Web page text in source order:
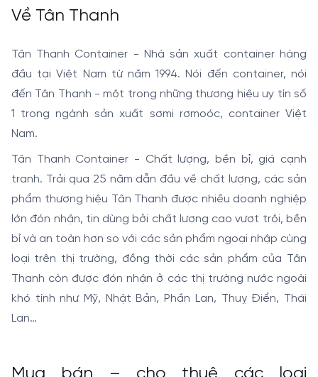
Về Tân Thanh
Tân Thanh Container - Nhà sản xuất container hàng
đầu tại Việt Nam từ năm 1994. Nói đến container, nói
đến Tân Thanh - một trong những thương hiệu uy tín số
1 trong ngành sản xuất sơmi rơmoóc, container Việt
Nam.
Tân Thanh Container - Chất lượng, bền bỉ, giá cạnh
tranh. Trải qua 25 năm dẫn đầu về chất lượng, các sản
phẩm thương hiệu Tân Thanh được nhiều doanh nghiệp
lớn đón nhận, tin dùng bởi chất lượng cao vượt trội, bền
bỉ và an toàn hơn so với các sản phẩm ngoại nhập cùng
loại trên thị trường, đồng thời các sản phẩm của Tân
Thanh còn được đón nhận ở các thị trường nước ngoài
khó tính như Mỹ, Nhật Bản, Phần Lan, Thuỵ Điển, Thái
Lan…